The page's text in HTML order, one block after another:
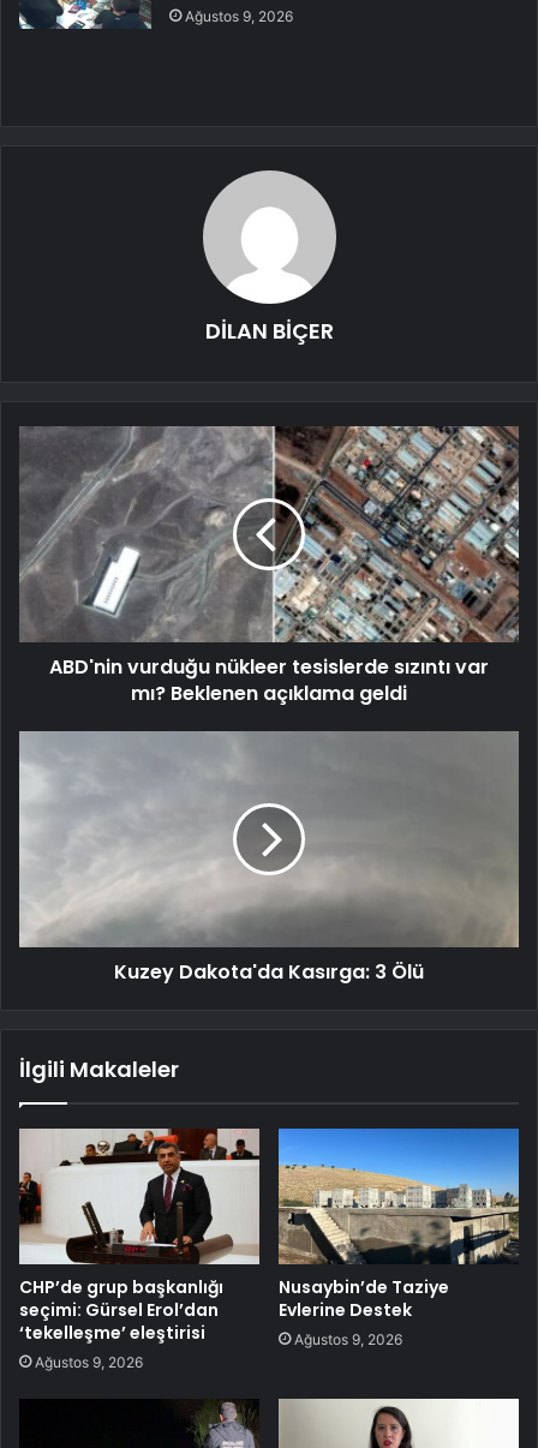
Ağustos 9, 2026
DİLAN BİÇER
ABD'nin vurduğu nükleer tesislerde sızıntı var
mı? Beklenen açıklama geldi
Kuzey Dakota'da Kasırga: 3 Ölü
İlgili Makaleler
CHP’de grup başkanlığı
seçimi: Gürsel Erol’dan
‘tekelleşme’ eleştirisi
Ağustos 9, 2026
Nusaybin’de Taziye
Evlerine Destek
Ağustos 9, 2026